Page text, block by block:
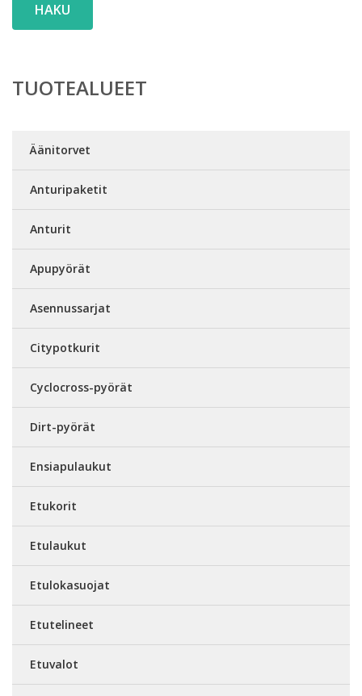
HAKU
TUOTEALUEET
Äänitorvet
Anturipaketit
Anturit
Apupyörät
Asennussarjat
Citypotkurit
Cyclocross-pyörät
Dirt-pyörät
Ensiapulaukut
Etukorit
Etulaukut
Etulokasuojat
Etutelineet
Etuvalot